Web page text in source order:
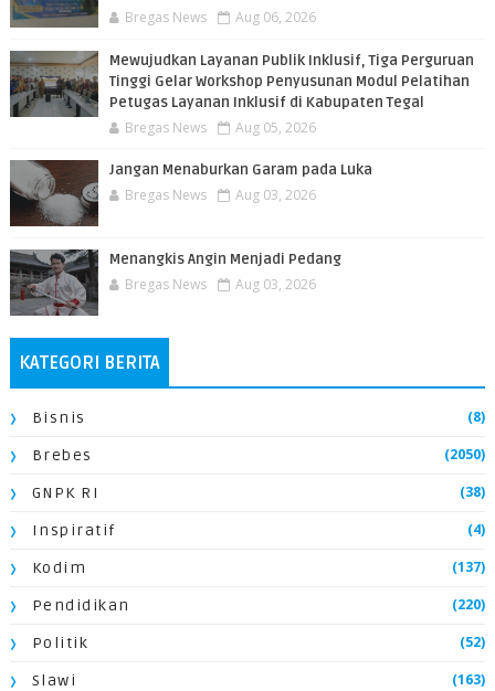
Bregas News Aug 06, 2026
​Mewujudkan Layanan Publik Inklusif, Tiga Perguruan
Tinggi Gelar Workshop Penyusunan Modul Pelatihan
Petugas Layanan Inklusif di Kabupaten Tegal
Bregas News Aug 05, 2026
Jangan Menaburkan Garam pada Luka
Bregas News Aug 03, 2026
Menangkis Angin Menjadi Pedang
Bregas News Aug 03, 2026
KATEGORI BERITA
Bisnis (8)
Brebes (2050)
GNPK RI (38)
Inspiratif (4)
Kodim (137)
Pendidikan (220)
Politik (52)
Slawi (163)